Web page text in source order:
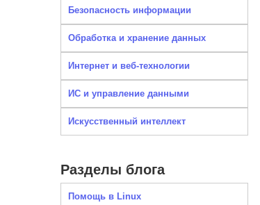
Безопасность информации
Обработка и хранение данных
Интернет и веб-технологии
ИС и управление данными
Искусственный интеллект
Разделы блога
Помощь в Linux